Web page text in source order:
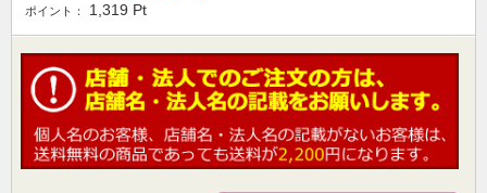
ポイント： 1,319 Pt